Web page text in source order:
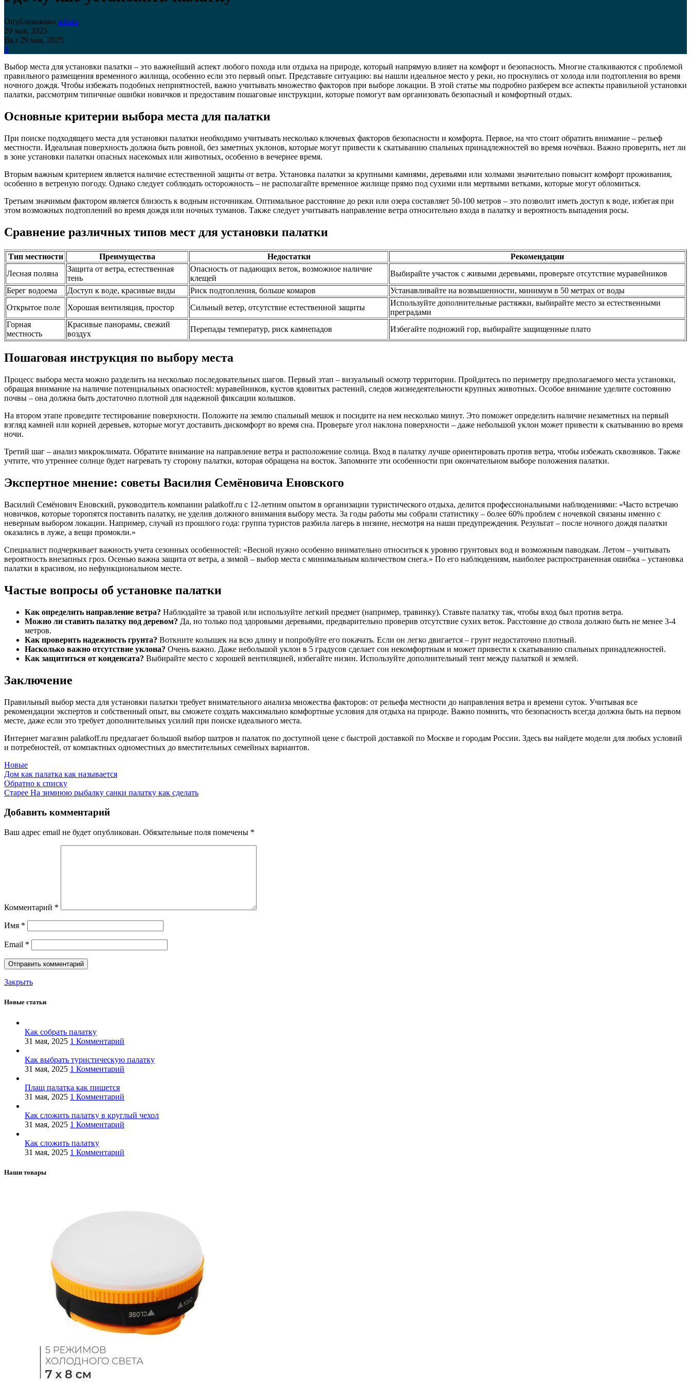
Опубликовано admin
29 мая, 2025
Вкл 29 мая, 2025
0
Выбор места для установки палатки – это важнейший аспект любого похода или отдыха на природе, который напрямую влияет на комфорт и безопасность. Многие сталкиваются с проблемой
правильного размещения временного жилища, особенно если это первый опыт. Представьте ситуацию: вы нашли идеальное место у реки, но проснулись от холода или подтопления во время
ночного дождя. Чтобы избежать подобных неприятностей, важно учитывать множество факторов при выборе локации. В этой статье мы подробно разберем все аспекты правильной установки
палатки, рассмотрим типичные ошибки новичков и предоставим пошаговые инструкции, которые помогут вам организовать безопасный и комфортный отдых.
Основные критерии выбора места для палатки
При поиске подходящего места для установки палатки необходимо учитывать несколько ключевых факторов безопасности и комфорта. Первое, на что стоит обратить внимание – рельеф
местности. Идеальная поверхность должна быть ровной, без заметных уклонов, которые могут привести к скатыванию спальных принадлежностей во время ночёвки. Важно проверить, нет ли
в зоне установки палатки опасных насекомых или животных, особенно в вечернее время.
Вторым важным критерием является наличие естественной защиты от ветра. Установка палатки за крупными камнями, деревьями или холмами значительно повысит комфорт проживания,
особенно в ветреную погоду. Однако следует соблюдать осторожность – не располагайте временное жилище прямо под сухими или мертвыми ветками, которые могут обломиться.
Третьим значимым фактором является близость к водным источникам. Оптимальное расстояние до реки или озера составляет 50-100 метров – это позволит иметь доступ к воде, избегая при
этом возможных подтоплений во время дождя или ночных туманов. Также следует учитывать направление ветра относительно входа в палатку и вероятность выпадения росы.
Сравнение различных типов мест для установки палатки
Тип местности Преимущества Недостатки
Рекомендации
Лесная поляна
Защита от ветра, естественная
тень
Опасность от падающих веток, возможное наличие
клещей
Выбирайте участок с живыми деревьями, проверьте отсутствие муравейников
Берег водоема
Доступ к воде, красивые виды Риск подтопления, больше комаров
Устанавливайте на возвышенности, минимум в 50 метрах от воды
Открытое поле
Хорошая вентиляция, простор Сильный ветер, отсутствие естественной защиты
Используйте дополнительные растяжки, выбирайте место за естественными
преградами
Горная
местность
Красивые панорамы, свежий
воздух
Перепады температур, риск камнепадов Избегайте подножий гор, выбирайте защищенные плато
Пошаговая инструкция по выбору места
Процесс выбора места можно разделить на несколько последовательных шагов. Первый этап – визуальный осмотр территории. Пройдитесь по периметру предполагаемого места установки,
обращая внимание на наличие потенциальных опасностей: муравейников, кустов ядовитых растений, следов жизнедеятельности крупных животных. Особое внимание уделите состоянию
почвы – она должна быть достаточно плотной для надежной фиксации колышков.
На втором этапе проведите тестирование поверхности. Положите на землю спальный мешок и посидите на нем несколько минут. Это поможет определить наличие незаметных на первый
взгляд камней или корней деревьев, которые могут доставить дискомфорт во время сна. Проверьте угол наклона поверхности – даже небольшой уклон может привести к скатыванию во время
ночи.
Третий шаг – анализ микроклимата. Обратите внимание на направление ветра и расположение солнца. Вход в палатку лучше ориентировать против ветра, чтобы избежать сквозняков. Также
учтите, что утреннее солнце будет нагревать ту сторону палатки, которая обращена на восток. Запомните эти особенности при окончательном выборе положения палатки.
Экспертное мнение: советы Василия Семёновича Еновского
Василий Семёнович Еновский, руководитель компании palatkoff.ru с 12-летним опытом в организации туристического отдыха, делится профессиональными наблюдениями: «Часто встречаю
новичков, которые торопятся поставить палатку, не уделив должного внимания выбору места. За годы работы мы собрали статистику – более 60% проблем с ночевкой связаны именно с
неверным выбором локации. Например, случай из прошлого года: группа туристов разбила лагерь в низине, несмотря на наши предупреждения. Результат – после ночного дождя палатки
оказались в луже, а вещи промокли.»
Специалист подчеркивает важность учета сезонных особенностей: «Весной нужно особенно внимательно относиться к уровню грунтовых вод и возможным паводкам. Летом – учитывать
вероятность внезапных гроз. Осенью важна защита от ветра, а зимой – выбор места с минимальным количеством снега.» По его наблюдениям, наиболее распространенная ошибка – установка
палатки в красивом, но нефункциональном месте.
Частые вопросы об установке палатки
Как определить направление ветра? Наблюдайте за травой или используйте легкий предмет (например, травинку). Ставьте палатку так, чтобы вход был против ветра.
Можно ли ставить палатку под деревом? Да, но только под здоровыми деревьями, предварительно проверив отсутствие сухих веток. Расстояние до ствола должно быть не менее 3-4
метров.
Как проверить надежность грунта? Воткните колышек на всю длину и попробуйте его покачать. Если он легко двигается – грунт недостаточно плотный.
Насколько важно отсутствие уклона? Очень важно. Даже небольшой уклон в 5 градусов сделает сон некомфортным и может привести к скатыванию спальных принадлежностей.
Как защититься от конденсата? Выбирайте место с хорошей вентиляцией, избегайте низин. Используйте дополнительный тент между палаткой и землей.
Заключение
Правильный выбор места для установки палатки требует внимательного анализа множества факторов: от рельефа местности до направления ветра и времени суток. Учитывая все
рекомендации экспертов и собственный опыт, вы сможете создать максимально комфортные условия для отдыха на природе. Важно помнить, что безопасность всегда должна быть на первом
месте, даже если это требует дополнительных усилий при поиске идеального места.
Интернет магазин palatkoff.ru предлагает большой выбор шатров и палаток по доступной цене с быстрой доставкой по Москве и городам России. Здесь вы найдете модели для любых условий
и потребностей, от компактных одноместных до вместительных семейных вариантов.
Новые
Дом как палатка как называется
Обратно к списку
Старее На зимнюю рыбалку санки палатку как сделать
Добавить комментарий
Ваш адрес email не будет опубликован. Обязательные поля помечены *
Комментарий *
Имя *
Email *
Закрыть
Новые статьи
Как собрать палатку
31 мая, 2025 1 Комментарий
Как выбрать туристическую палатку
31 мая, 2025 1 Комментарий
Плащ палатка как пишется
31 мая, 2025 1 Комментарий
Как сложить палатку в круглый чехол
31 мая, 2025 1 Комментарий
Как сложить палатку
31 мая, 2025 1 Комментарий
Наши товары